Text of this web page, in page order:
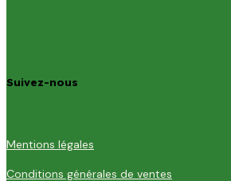
Suivez-nous
Mentions légales
Conditions générales de ventes